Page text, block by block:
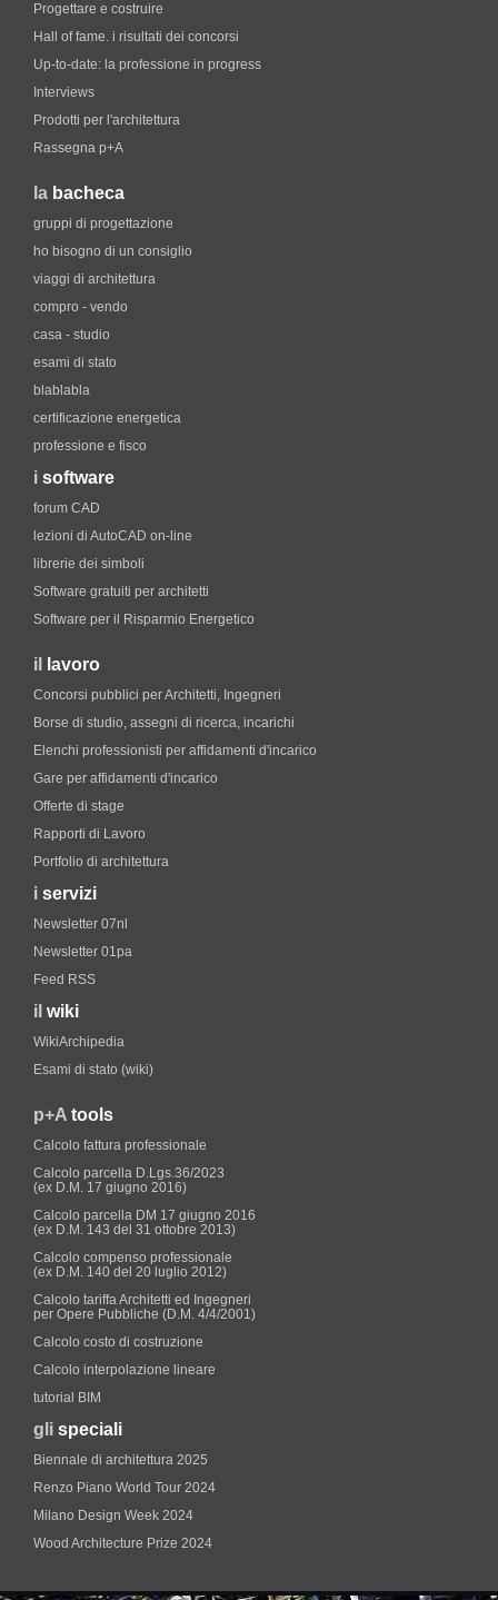
Progettare e costruire
Hall of fame. i risultati dei concorsi
Up-to-date: la professione in progress
Interviews
Prodotti per l'architettura
Rassegna p+A
la bacheca
gruppi di progettazione
ho bisogno di un consiglio
viaggi di architettura
compro - vendo
casa - studio
esami di stato
blablabla
certificazione energetica
professione e fisco
i software
forum CAD
lezioni di AutoCAD on-line
librerie dei simboli
Software gratuiti per architetti
Software per il Risparmio Energetico
il lavoro
Concorsi pubblici per Architetti, Ingegneri
Borse di studio, assegni di ricerca, incarichi
Elenchi professionisti per affidamenti d'incarico
Gare per affidamenti d'incarico
Offerte di stage
Rapporti di Lavoro
Portfolio di architettura
i servizi
Newsletter 07nl
Newsletter 01pa
Feed RSS
il wiki
WikiArchipedia
Esami di stato (wiki)
p+A tools
Calcolo fattura professionale
Calcolo parcella D.Lgs.36/2023
(ex D.M. 17 giugno 2016)
Calcolo parcella DM 17 giugno 2016
(ex D.M. 143 del 31 ottobre 2013)
Calcolo compenso professionale
(ex D.M. 140 del 20 luglio 2012)
Calcolo tariffa Architetti ed Ingegneri
per Opere Pubbliche (D.M. 4/4/2001)
Calcolo costo di costruzione
Calcolo interpolazione lineare
tutorial BIM
gli speciali
Biennale di architettura 2025
Renzo Piano World Tour 2024
Milano Design Week 2024
Wood Architecture Prize 2024